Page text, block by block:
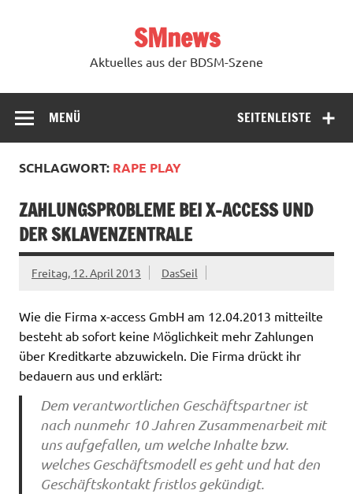
SMnews
Aktuelles aus der BDSM-Szene
SEITENLEISTE
MENÜ
SCHLAGWORT: RAPE PLAY
ZAHLUNGSPROBLEME BEI X-ACCESS UND
DER SKLAVENZENTRALE
Freitag, 12. April 2013 DasSeil
Wie die Firma x-access GmbH am 12.04.2013 mitteilte
besteht ab sofort keine Möglichkeit mehr Zahlungen
über Kreditkarte abzuwickeln. Die Firma drückt ihr
bedauern aus und erklärt:
Dem verantwortlichen Geschäftspartner ist
nach nunmehr 10 Jahren Zusammenarbeit mit
uns aufgefallen, um welche Inhalte bzw.
welches Geschäftsmodell es geht und hat den
Geschäftskontakt fristlos gekündigt.